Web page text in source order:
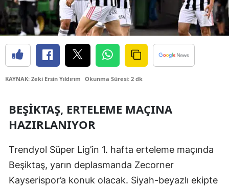
Bursa
Çanakkale
Çankırı
Elazığ
Erzincan
KAYNAK: Zeki Ersin Yıldırım Okunma Süresi: 2 dk
BEŞIKTAŞ, ERTELEME MAÇINA
HAZIRLANIYOR
Trendyol Süper Lig’in 1. hafta erteleme maçında
Beşiktaş, yarın deplasmanda Zecorner
Kayserispor’a konuk olacak. Siyah-beyazlı ekipte